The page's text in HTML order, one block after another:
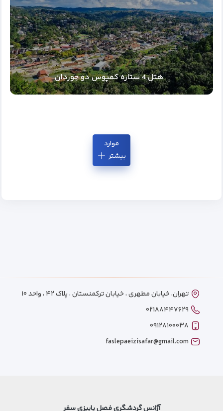
هتل 4 ستاره کمپوس دو جوردان
موارد
بیشتر
تهران، خیابان مطهری ، خیابان ترکمنستان ، پلاک ۴۲ ، واحد ۱۰
۰۲۱۸۸۴۴۷۶۲۹
۰۹۱۲۸۱۰۰۰۳۸
faslepaeizisafar@gmail.com
آژانس گردشگری فصل پاییزی سفر